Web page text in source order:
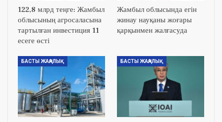
122,8 млрд теңге: Жамбыл
облысының агросаласына
тартылған инвестиция 11
есеге өсті
Жамбыл облысында егін
жинау науқаны жоғары
қарқынмен жалғасуда
БАСТЫ ЖАҢАЛЫҚ БАСТЫ ЖАҢАЛЫҚ